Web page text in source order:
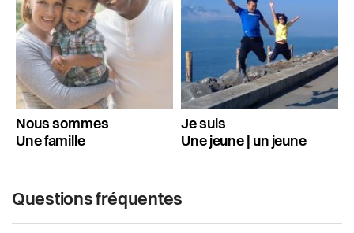
Nous sommes
Une famille
Je suis
Une jeune | un jeune
Questions fréquentes